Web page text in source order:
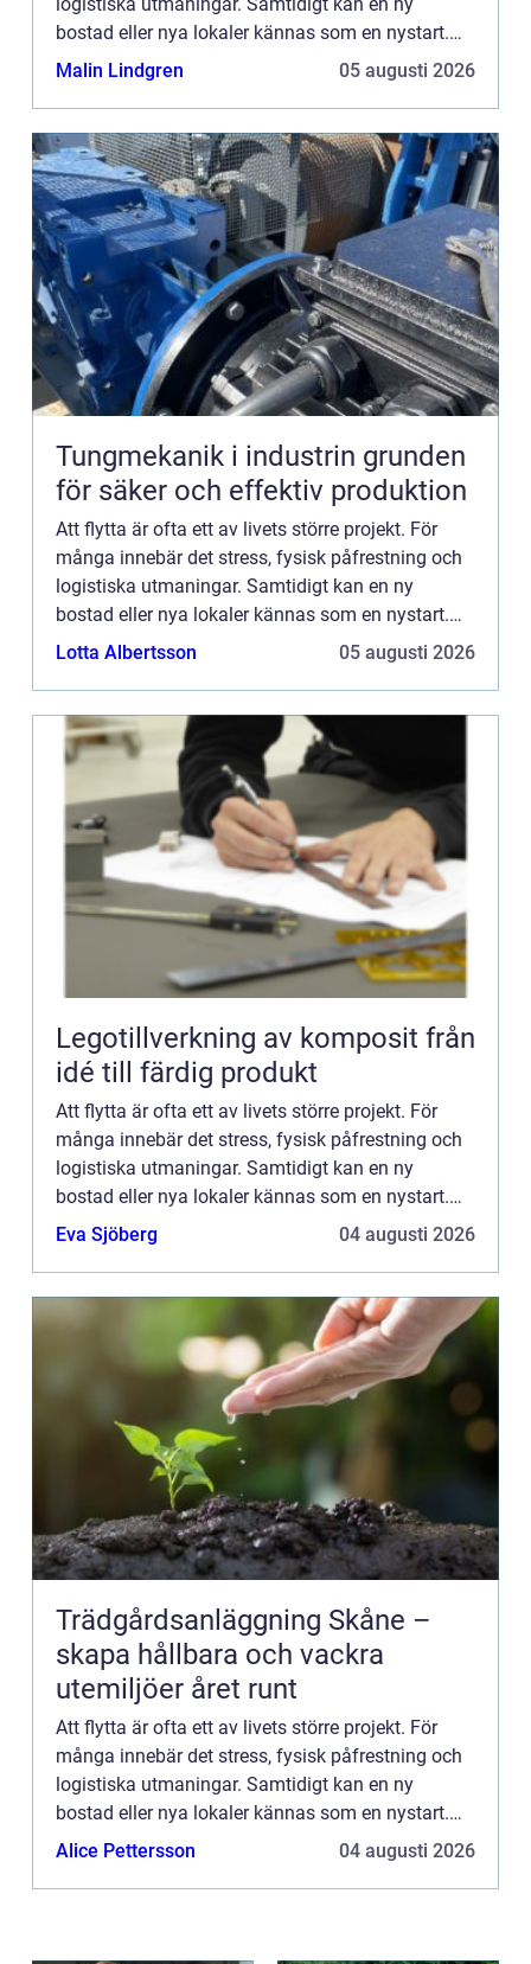
bostad eller nya lokaler kännas som en nystart.
Skillnaden mellan ka...
Malin Lindgren 05 augusti 2026
Tungmekanik i industrin grunden
för säker och effektiv produktion
Att flytta är ofta ett av livets större projekt. För
många innebär det stress, fysisk påfrestning och
logistiska utmaningar. Samtidigt kan en ny
bostad eller nya lokaler kännas som en nystart.
Skillnaden mellan ka...
Lotta Albertsson 05 augusti 2026
Legotillverkning av komposit från
idé till färdig produkt
Att flytta är ofta ett av livets större projekt. För
många innebär det stress, fysisk påfrestning och
logistiska utmaningar. Samtidigt kan en ny
bostad eller nya lokaler kännas som en nystart.
Skillnaden mellan ka...
Eva Sjöberg 04 augusti 2026
Trädgårdsanläggning Skåne –
skapa hållbara och vackra
utemiljöer året runt
Att flytta är ofta ett av livets större projekt. För
många innebär det stress, fysisk påfrestning och
logistiska utmaningar. Samtidigt kan en ny
bostad eller nya lokaler kännas som en nystart.
Skillnaden mellan ka...
Alice Pettersson 04 augusti 2026